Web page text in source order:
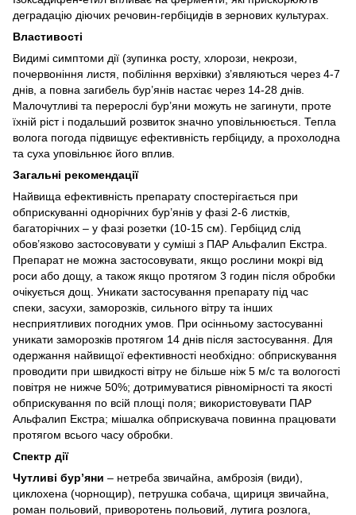
деградацію діючих речовин-гербіцидів в зернових культурах.
Властивості
Видимі симптоми дії (зупинка росту, хлорози, некрози,
почервоніння листя, побіління верхівки) з’являються через 4-7
днів, а повна загибель бур’янів настає через 14-28 днів.
Малочутливі та перерослі бур’яни можуть не загинути, проте
їхній ріст і подальший розвиток значно уповільнюється. Тепла
волога погода підвищує ефективність гербіциду, а прохолодна
та суха уповільнює його вплив.
Загальні рекомендації
Найвища ефективність препарату спостерігається при
обприскуванні однорічних бур’янів у фазі 2-6 листків,
багаторічних – у фазі розетки (10-15 см). Гербіцид слід
обов’язково застосовувати у суміші з ПАР Альфалип Екстра.
Препарат не можна застосовувати, якщо рослини мокрі від
роси або дощу, а також якщо протягом 3 годин після обробки
очікується дощ. Уникати застосування препарату під час
спеки, засухи, заморозків, сильного вітру та інших
несприятливих погодних умов. При осінньому застосуванні
уникати заморозків протягом 14 днів після застосування. Для
одержання найвищої ефективності необхідно: обприскування
проводити при швидкості вітру не більше ніж 5 м/с та вологості
повітря не нижче 50%; дотримуватися рівномірності та якості
обприскування по всій площі поля; використовувати ПАР
Альфалип Екстра; мішалка обприскувача повинна працювати
протягом всього часу обробки.
Спектр дії
Чутливі бур’яни – нетреба звичайна, амброзія (види),
циклохена (чорнощир), петрушка собача, щириця звичайна,
роман польовий, приворотень польовий, лутига розлога,